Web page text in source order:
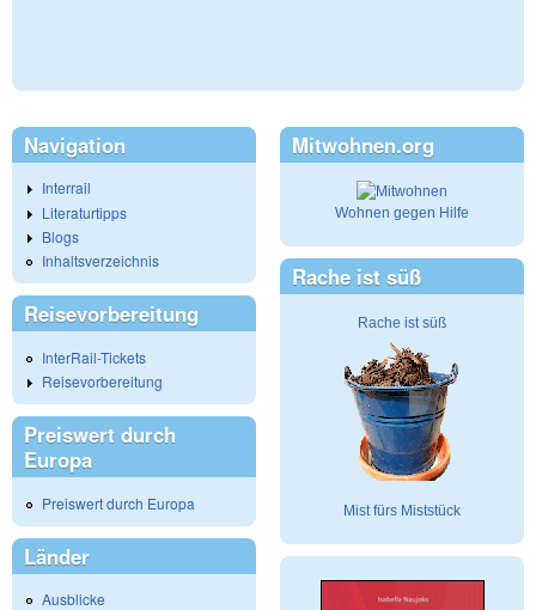
Navigation
Interrail
Literaturtipps
Blogs
Inhaltsverzeichnis
Reisevorbereitung
InterRail-Tickets
Reisevorbereitung
Preiswert durch
Europa
Preiswert durch Europa
Länder
Ausblicke
Mitwohnen.org
Wohnen gegen Hilfe
Rache ist süß
Rache ist süß
Mist fürs Miststück